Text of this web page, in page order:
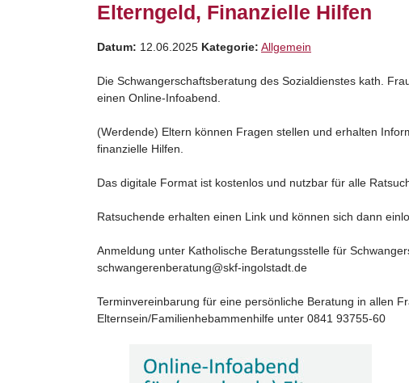
Elterngeld, Finanzielle Hilfen
Datum: 12.06.2025 Kategorie: Allgemein
Die Schwangerschaftsberatung des Sozialdienstes kath.
einen Online-Infoabend.
(Werdende) Eltern können Fragen stellen und erhalten
finanzielle Hilfen.
Das digitale Format ist kostenlos und nutzbar für alle
Ratsuchende erhalten einen Link und können sich dann
Anmeldung unter Katholische Beratungsstelle für
schwangerenberatung@skf-ingolstadt.de
Terminvereinbarung für eine persönliche Beratung in allen
Elternsein/Familienhebammenhilfe unter 0841 93755-60